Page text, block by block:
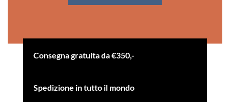
Consegna gratuita da €350,-
Spedizione in tutto il mondo